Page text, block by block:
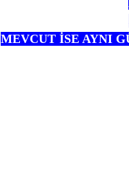
MEVCUT İSE AYNI